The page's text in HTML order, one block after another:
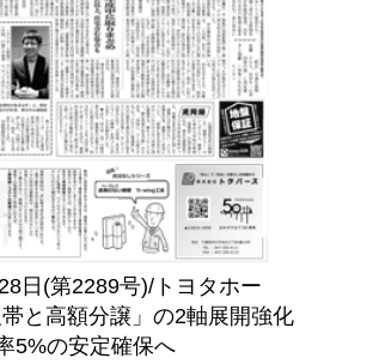
日(第2289号)/トヨタホー
と高額分譲」の2軸展開強化
5%の安定確保へ